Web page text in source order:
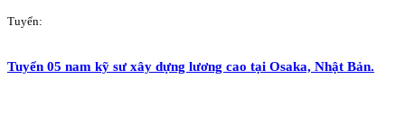
Tuyển:
Tuyển 05 nam kỹ sư xây dựng lương cao tại Osaka, Nhật Bản.